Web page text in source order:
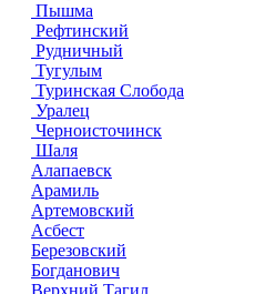
Пышма
Рефтинский
Рудничный
Тугулым
Туринская Слобода
Уралец
Черноисточинск
Шаля
Алапаевск
Арамиль
Артемовский
Асбест
Березовский
Богданович
Верхний Тагил